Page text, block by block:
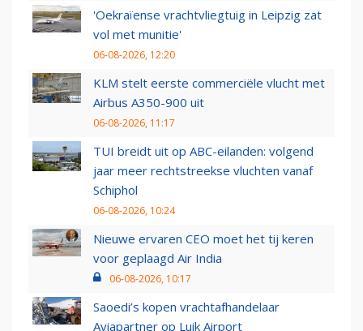
'Oekraïense vrachtvliegtuig in Leipzig zat
vol met munitie'
06-08-2026, 12:20
KLM stelt eerste commerciële vlucht met
Airbus A350-900 uit
06-08-2026, 11:17
TUI breidt uit op ABC-eilanden: volgend
jaar meer rechtstreekse vluchten vanaf
Schiphol
06-08-2026, 10:24
Nieuwe ervaren CEO moet het tij keren
voor geplaagd Air India
06-08-2026, 10:17
Saoedi’s kopen vrachtafhandelaar
Aviapartner op Luik Airport